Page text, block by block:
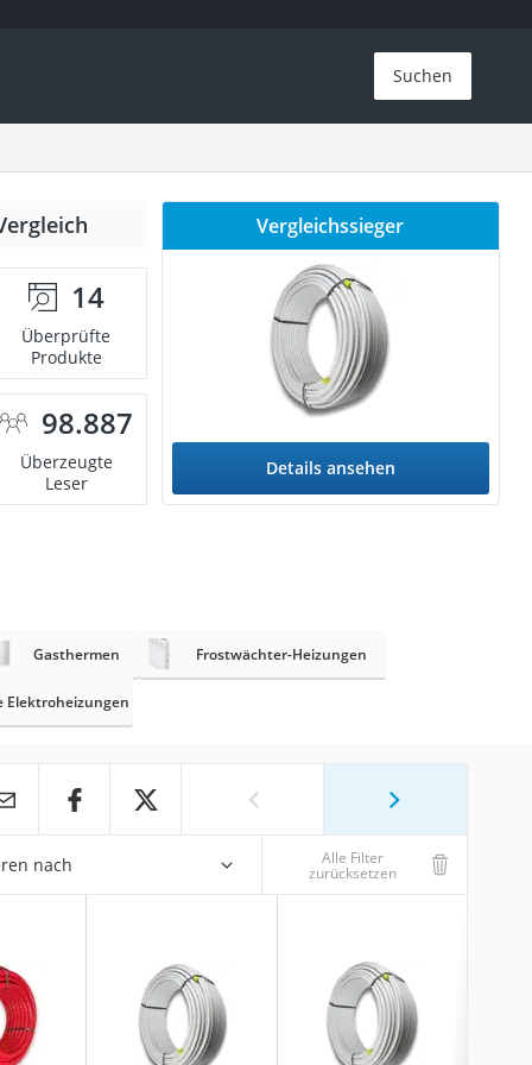
Suchen
14
Überprüfte
Produkte
98.887
Überzeugte
Leser
Vergleichssieger
Details ansehen
Gasthermen Frostwächter-Heizungen
Elektroheizungen
nach Alle Filter
zurücksetzen